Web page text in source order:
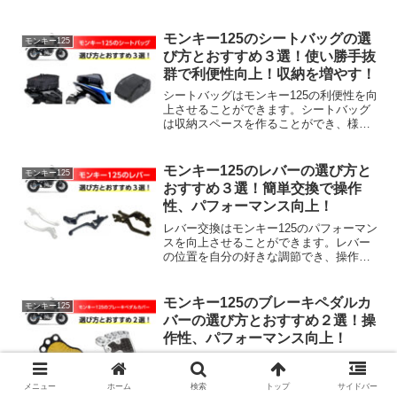
モンキー125
モンキー125のシートバッグの選
び方とおすすめ３選！使い勝手抜
群で利便性向上！収納を増やす！
シートバッグはモンキー125の利便性を向
上させることができます。シートバッグ
は収納スペースを作ることができ、様々
も魅力で、街乗りやツーリングがより快
適になります。そこで、モンキー125のシ
ートバッグの選び方とおすすめ３選を解
説します。
モンキー125
モンキー125のレバーの選び方と
おすすめ３選！簡単交換で操作
性、パフォーマンス向上！
レバー交換はモンキー125のパフォーマン
スを向上させることができます。レバー
の位置を自分の好きな調節でき、操作性
で、カスタム性も抜群です。そこで、モ
ンキー125のレバーの選び方とおすすめ３
選を解説します。
モンキー125
モンキー125のブレーキペダルカ
バーの選び方とおすすめ２選！操
作性、パフォーマンス向上！
ブレーキペダルカバーはモンキー125のパ
フォーマンスを向上させることができま
す。ブレーキペダルの操作性を向上さ
メニュー ホーム 検索 トップ サイドバー